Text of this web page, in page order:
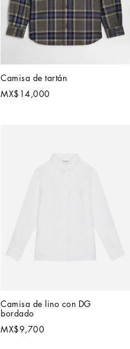
Camisa de tartán
MX$14,000
Camisa de lino con DG
bordado
MX$9,700